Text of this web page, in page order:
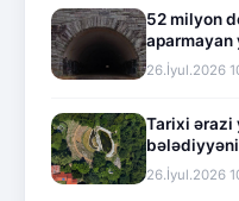
52 milyon
aparmayan
26.İyul.2026
Tarixi ərazi
bələdiyyəni
26.İyul.2026